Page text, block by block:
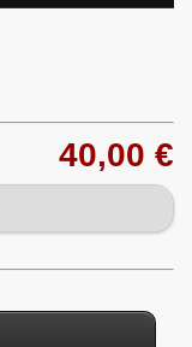
40,00 €